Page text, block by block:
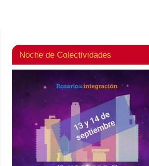
Noche de Colectividades